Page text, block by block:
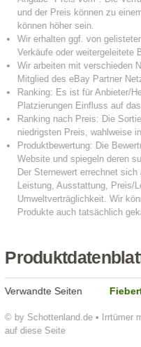
© by Schottenland.de • Irrtümer
auf diese Seite
Verwandte Seiten